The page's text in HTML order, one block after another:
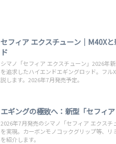
セフィア エクスチューン｜M40X
ド
シマノ「セフィア エクスチューン」2026年
を追求したハイエンドエギングロッド。フ
説します。2026年7月発売予定。
エギングの極致へ：新型「セフィ
2026年7月発売のシマノ「セフィア エクス
を実現。カーボンモノコックグリップ等、
を紹介します。